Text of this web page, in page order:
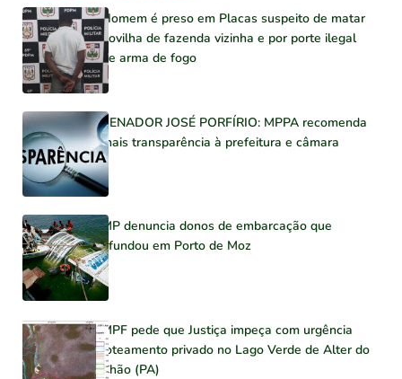
Homem é preso em Placas suspeito de matar
novilha de fazenda vizinha e por porte ilegal
de arma de fogo
SENADOR JOSÉ PORFÍRIO: MPPA recomenda
mais transparência à prefeitura e câmara
MP denuncia donos de embarcação que
afundou em Porto de Moz
MPF pede que Justiça impeça com urgência
loteamento privado no Lago Verde de Alter do
Chão (PA)